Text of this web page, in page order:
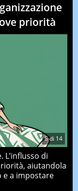
priorità
8di 14
L’influsso di
aiutandola
e a impostare